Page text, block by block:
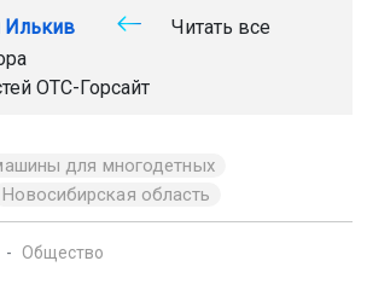
Илькив
Читать все
ОТС-Горсайт
для многодетных
Новосибирская область
Общество